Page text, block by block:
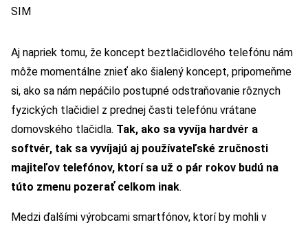
SIM
Aj napriek tomu, že koncept beztlačidlového telefónu nám
môže momentálne znieť ako šialený koncept, pripomeňme
si, ako sa nám nepáčilo postupné odstraňovanie rôznych
fyzických tlačidiel z prednej časti telefónu vrátane
domovského tlačidla. Tak, ako sa vyvíja hardvér a
softvér, tak sa vyvíjajú aj používateľské zručnosti
majiteľov telefónov, ktorí sa už o pár rokov budú na
túto zmenu pozerať celkom inak.
Medzi ďalšími výrobcami smartfónov, ktorí by mohli v